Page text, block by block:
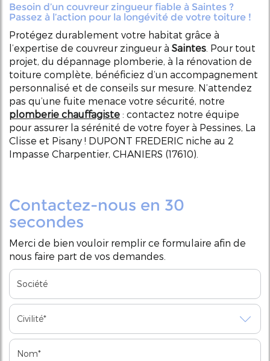
Besoin d’un couvreur zingueur fiable à Saintes ?
Passez à l’action pour la longévité de votre toiture !
Protégez durablement votre habitat grâce à
l’expertise de couvreur zingueur à Saintes . Pour tout
projet, du dépannage plomberie, à la rénovation de
toiture complète, bénéficiez d’un accompagnement
personnalisé et de conseils sur mesure. N’attendez
pas qu’une fuite menace votre sécurité, notre
plomberie chauffagiste : contactez notre équipe
pour assurer la sérénité de votre foyer à Pessines, La
Clisse et Pisany ! DUPONT FREDERIC niche au 2
Impasse Charpentier, CHANIERS (17610).
Contactez-nous en 30
secondes
Merci de bien vouloir remplir ce formulaire afin de
nous faire part de vos demandes.